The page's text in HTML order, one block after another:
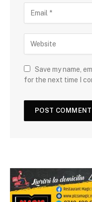
Save my name,
for the next time I